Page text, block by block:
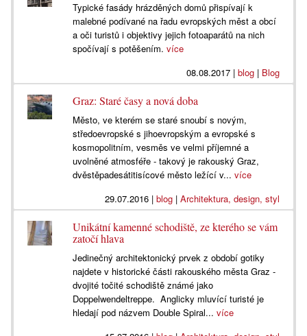
Typické fasády hrázděných domů přispívají k
malebné podívané na řadu evropských měst a obcí
a oči turistů i objektivy jejich fotoaparátů na nich
spočívají s potěšením.více
08.08.2017| blog| Blog
Graz: Staré časy a nová doba
Město, ve kterém se staré snoubí s novým,
středoevropské s jihoevropským a evropské s
kosmopolitním, vesměs ve velmi příjemné a
uvolněné atmosféře - takový je rakouský Graz,
dvěstěpadesátitisícové město ležící v...více
29.07.2016| blog| Architektura, design, styl
Unikátní kamenné schodiště, ze kterého se vám
zatočí hlava
Jedinečný architektonický prvek z období gotiky
najdete v historické části rakouského města Graz -
dvojité točité schodiště známé jako
Doppelwendeltreppe. Anglicky mluvící turisté je
hledají pod názvem Double Spiral...více